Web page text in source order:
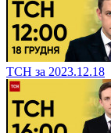
ТСН за 2023.12.18